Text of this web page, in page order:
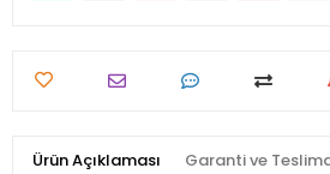
Ürün Açıklaması Garanti ve